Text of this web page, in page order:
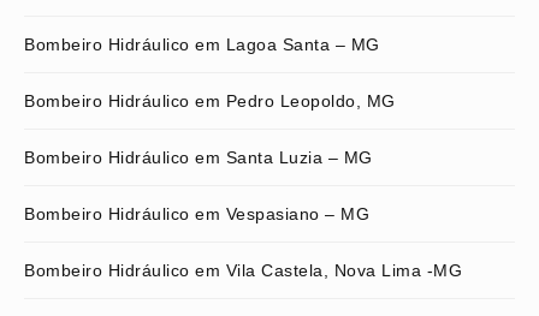
Bombeiro Hidráulico em Lagoa Santa – MG
Bombeiro Hidráulico em Pedro Leopoldo, MG
Bombeiro Hidráulico em Santa Luzia – MG
Bombeiro Hidráulico em Vespasiano – MG
Bombeiro Hidráulico em Vila Castela, Nova Lima -MG